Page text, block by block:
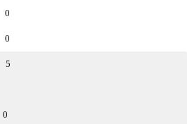
0
0
5
0